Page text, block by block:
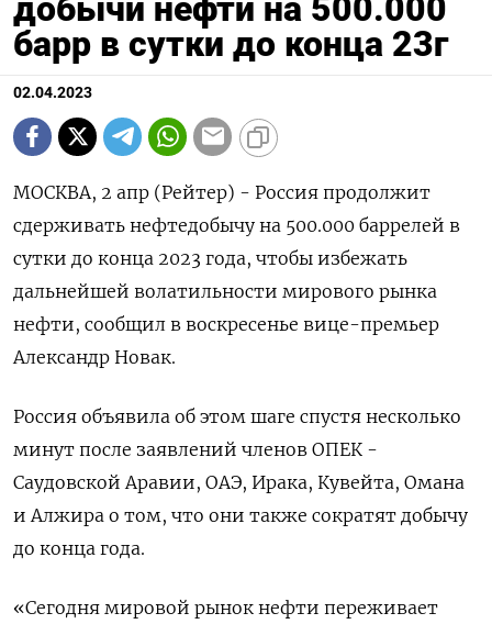
барр в сутки до конца 23г
02.04.2023
МОСКВА, 2 апр (Рейтер) - Россия продолжит
сдерживать нефтедобычу на 500.000 баррелей в
сутки до конца 2023 года, чтобы избежать
дальнейшей волатильности мирового рынка
нефти, сообщил в воскресенье вице-премьер
Александр Новак.
Россия объявила об этом шаге спустя несколько
минут после заявлений членов ОПЕК -
Саудовской Аравии, ОАЭ, Ирака, Кувейта, Омана
и Алжира о том, что они также сократят добычу
до конца года.
«Сегодня мировой рынок нефти переживает